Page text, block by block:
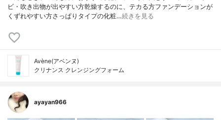
ビ・吹き出物が出やすい方乾燥するのに、テカる方ファンデーションが
くずれやすい方さっぱりタイプの化粧…続きを見る
Avène(アベンヌ)
クリナンス クレンジングフォーム
ayayan966